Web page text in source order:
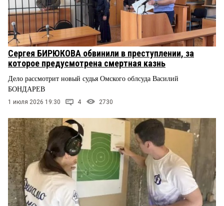
Сергея БИРЮКОВА обвинили в преступлении, за
которое предусмотрена смертная казнь
Дело рассмотрит новый судья Омского облсуда Василий
БОНДАРЕВ
1 июля 2026 19:30 4 2730